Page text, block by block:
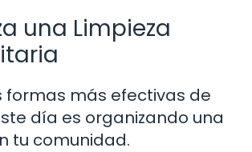
una Limpieza
formas más efectivas de
día es organizando una
tu comunidad.